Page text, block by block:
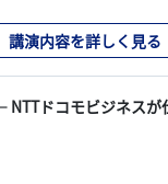
講演内容を詳しく見る
ドコモビジネスが